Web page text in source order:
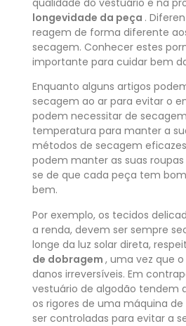
qualidade do vestuário e na
longevidade da peça .
reagem de forma diferente
secagem. Conhecer estes
importante para cuidar bem
Enquanto alguns artigos
secagem ao ar para evitar o
podem necessitar de
temperatura para manter a
métodos de secagem
podem manter as suas
se de que cada peça tem
bem.
Por exemplo, os tecidos
a renda, devem ser sempre
longe da luz solar direta,
de dobragem , uma vez que
danos irreversíveis. Em
vestuário de algodão tendem
os rigores de uma máquina
ser controladas para evitar a